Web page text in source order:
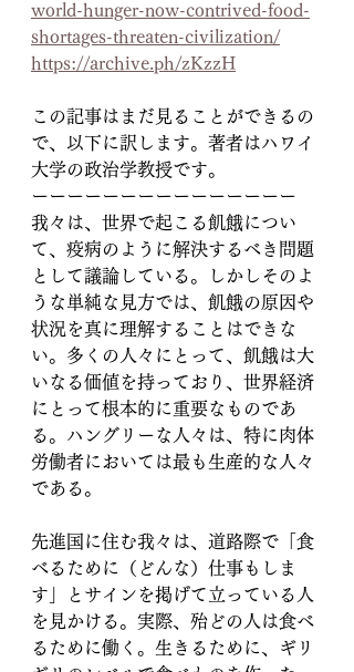
world-hunger-now-contrived-food-
shortages-threaten-civilization/
https://archive.ph/zKzzH
この記事はまだ見ることができるの
で、以下に訳します。著者はハワイ
大学の政治学教授です。
ーーーーーーーーーーーーーーー
我々は、世界で起こる飢餓につい
て、疫病のように解決するべき問題
として議論している。しかしそのよ
うな単純な見方では、飢餓の原因や
状況を真に理解することはできな
い。多くの人々にとって、飢餓は大
いなる価値を持っており、世界経済
にとって根本的に重要なものであ
る。ハングリーな人々は、特に肉体
労働者においては最も生産的な人々
である。
先進国に住む我々は、道路際で「食
べるために（どんな）仕事もしま
す」とサインを掲げて立っている人
を見かける。実際、殆どの人は食べ
るために働く。生きるために、ギリ